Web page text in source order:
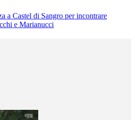
a Castel di Sangro per incontrare
e Marianucci